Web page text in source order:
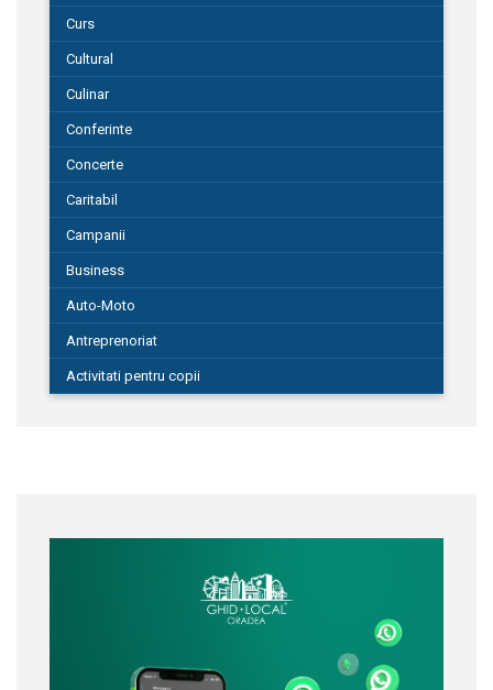
Curs
Cultural
Culinar
Conferinte
Concerte
Caritabil
Campanii
Business
Auto-Moto
Antreprenoriat
Activitati pentru copii